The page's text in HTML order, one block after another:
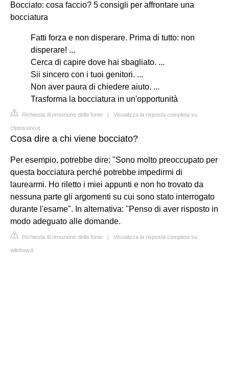
Bocciato: cosa faccio? 5 consigli per affrontare una
bocciatura
Fatti forza e non disperare. Prima di tutto: non
disperare! ...
Cerca di capire dove hai sbagliato. ...
Sii sincero con i tuoi genitori. ...
Non aver paura di chiedere aiuto. ...
Trasforma la bocciatura in un'opportunità
Richiesta di rimozione della fonte | Visualizza la risposta completa su
cfptrissino.it
Cosa dire a chi viene bocciato?
Per esempio, potrebbe dire: "Sono molto preoccupato per
questa bocciatura perché potrebbe impedirmi di
laurearmi. Ho riletto i miei appunti e non ho trovato da
nessuna parte gli argomenti su cui sono stato interrogato
durante l'esame". In alternativa: "Penso di aver risposto in
modo adeguato alle domande.
Richiesta di rimozione della fonte | Visualizza la risposta completa su
wikihow.it